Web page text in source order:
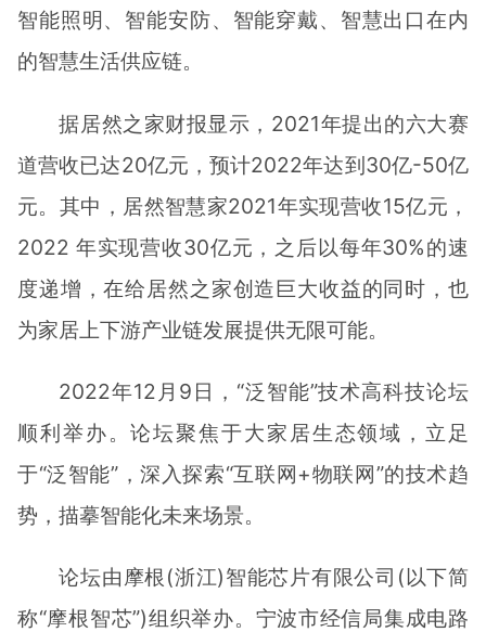
智能照明、智能安防、智能穿戴、智慧出口在内
的智慧生活供应链。
据居然之家财报显示，2021年提出的六⼤赛
道营收已达20亿元，预计2022年达到30亿-50亿
元。其中，居然智慧家2021年实现营收15亿元，
2022 年实现营收30亿元，之后以每年30%的速
度递增，在给居然之家创造巨⼤收益的同时，也
为家居上下游产业链发展提供⽆限可能。
2022年12月9日，“泛智能”技术高科技论坛
顺利举办。论坛聚焦于大家居生态领域，立足
于“泛智能”，深入探索“互联网+物联网”的技术趋
势，描摹智能化未来场景。
论坛由摩根(浙江)智能芯片有限公司(以下简
称“摩根智芯”)组织举办。宁波市经信局集成电路